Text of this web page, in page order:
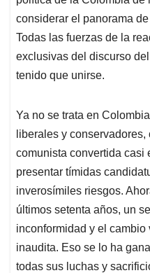
considerar el panorama
Todas las fuerzas de la
exclusivas del discurso
tenido que unirse.
Ya no se trata en
liberales y
comunista convertida casi
presentar tímidas
inverosímiles riesgos.
últimos setenta años, un
inconformidad y el
inaudita. Eso se lo ha
todas sus luchas y